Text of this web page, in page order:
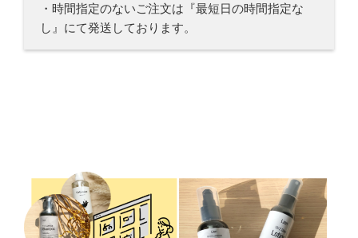
・時間指定のないご注文は『最短日の時間指定な
し』にて発送しております。